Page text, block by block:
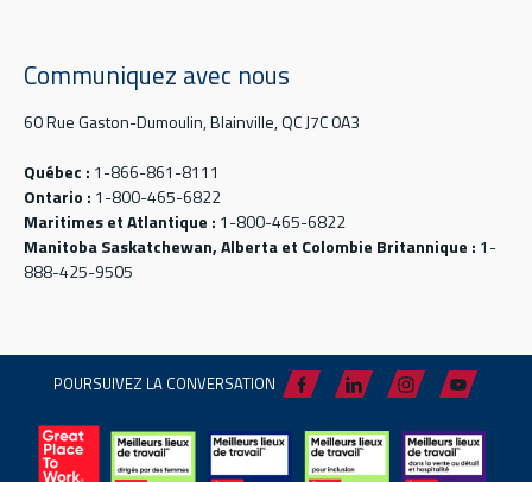
Communiquez avec nous
60 Rue Gaston-Dumoulin, Blainville, QC J7C 0A3
Québec : 1-866-861-8111
Ontario : 1-800-465-6822
Maritimes et Atlantique : 1-800-465-6822
Manitoba Saskatchewan, Alberta et Colombie Britannique : 1-
888-425-9505
POURSUIVEZ LA CONVERSATION